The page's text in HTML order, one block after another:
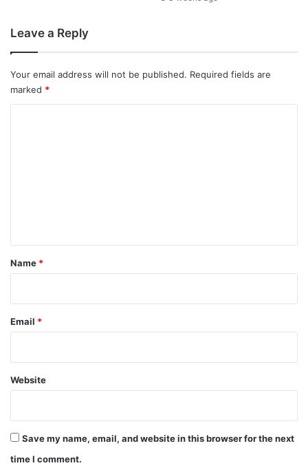
Leave a Reply
Your email address will not be published. Required fields are
marked *
*
Name *
Email *
Website
Save my name, email, and website in this browser for the next
time I comment.